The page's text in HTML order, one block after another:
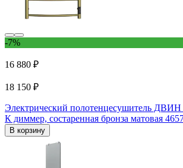
-7%
16 880 ₽
18 150 ₽
Электрический полотенцесушитель ДВИН
К диммер, состаренная бронза матовая
В корзину